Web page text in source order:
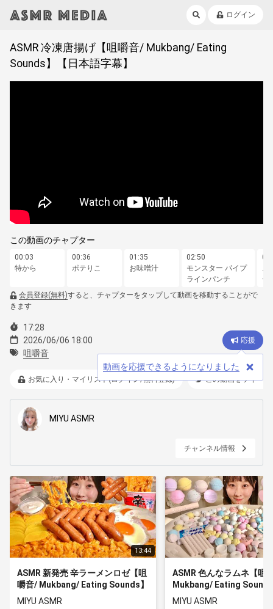
ログイン
ASMR 冷凍唐揚げ【咀嚼音/ Mukbang/ Eating
Sounds】【日本語字幕】
この動画のチャプター
00:03
特から
00:36
ポテりこ
01:35
お味噌汁
02:50
モンスター パイプ
ラインパンチ
チ
会員登録(無料)すると、チャプターをタップして動画を移動することがで
きます
17:28
2026/06/06 18:00
咀嚼音
応援
動画を応援できるようになりました
お気に入り・マイリスト(ログイン/無料登録) この動画をツイート
MIYU ASMR
チャンネル情報
13:44
ASMR 新発売 辛ラーメンロゼ【咀
嚼音/ Mukbang/ Eating Sounds】
【日本語字幕】
MIYU ASMR
ASMR 色んなラムネ【咀
Mukbang/ Eating
本語字幕】
MIYU ASMR